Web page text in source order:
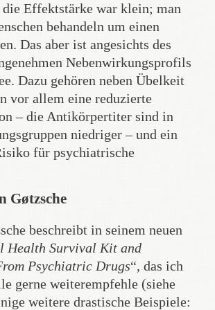
die Effektstärke war klein; man
behandeln um einen
Das aber ist angesichts des
Nebenwirkungsprofils
Dazu gehören neben Übelkeit
vor allem eine reduzierte
– die Antikörpertiter sind in
niedriger – und ein
für psychiatrische
Gøtzsche
beschreibt in seinem neuen
Health Survival Kit and
Psychiatric Drugs“, das ich
gerne weiterempfehle (siehe
weitere drastische Beispiele: